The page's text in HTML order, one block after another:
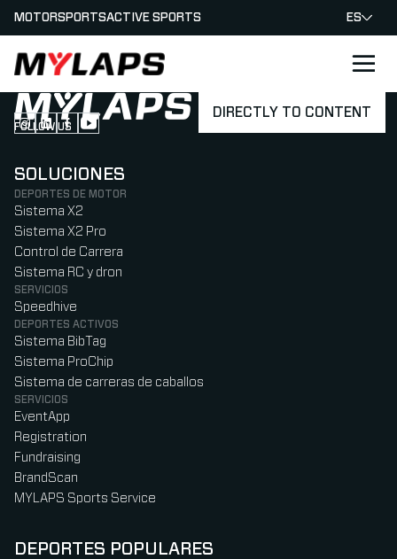
DIRECTLY TO CONTENT
LOGO MYLAPS - ESPANA
MOTORSPORTSACTIVE SPORTS ES
FOLLOW US
Follow us on Instagram (Opens in new tab)
Follow us on LinkedIn (Opens in new tab)
Follow us on Facebook (Opens in new tab)
Follow us on YouTube (Opens in new tab)
SOLUCIONES
DEPORTES DE MOTOR
Sistema X2
Sistema X2 Pro
Control de Carrera
Sistema RC y dron
SERVICIOS
Speedhive
DEPORTES ACTIVOS
Sistema BibTag
Sistema ProChip
Sistema de carreras de caballos
SERVICIOS
EventApp
Registration
Fundraising
BrandScan
MYLAPS Sports Service
DEPORTES POPULARES